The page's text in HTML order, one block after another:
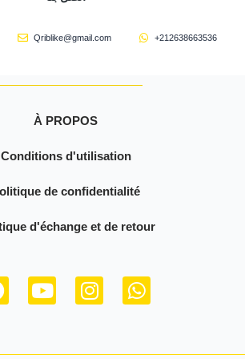
Qriblike@gmail.com +212638663536
À PROPOS
Conditions d'utilisation
de confidentialité
d'échange et de retour
Y
o
I
n
W
h